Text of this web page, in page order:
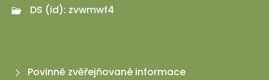
DS (id): zvwmwf4
Povinně zvěřejňované informace